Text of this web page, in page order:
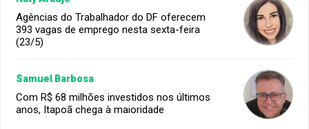
Agências do Trabalhador do DF oferecem
393 vagas de emprego nesta sexta-feira
(23/5)
Samuel Barbosa
Com R$ 68 milhões investidos nos últimos
anos, Itapoã chega à maioridade